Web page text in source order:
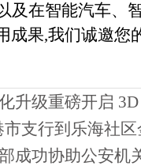
及在智能汽车、
成果,我们诚邀您
支行到乐海社
成功协助公安机